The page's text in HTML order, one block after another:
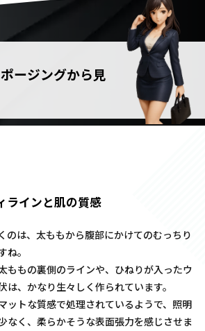
ージングから見
ラインと肌の質感
のは、太ももから腹部にかけてのむっちり
ね。
ももの裏側のラインや、ひねりが入ったウ
は、かなり生々しく作られています。
ットな質感で処理されているようで、照明
なく、柔らかそうな表面張力を感じさせま